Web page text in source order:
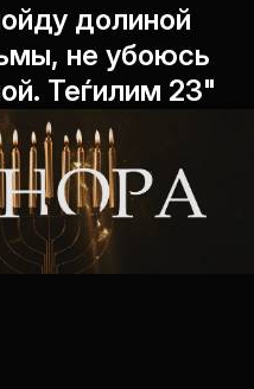
долиной
не убоюсь
Теѓилим 23"